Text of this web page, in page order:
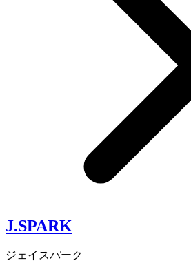
J.SPARK
ジェイスパーク